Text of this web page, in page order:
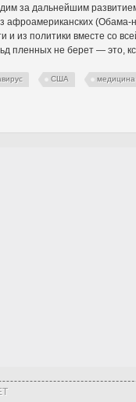
за дальнейшим
афроамериканских (Обама-
и из политики вместе со
пленных не берет — это,
США медицина